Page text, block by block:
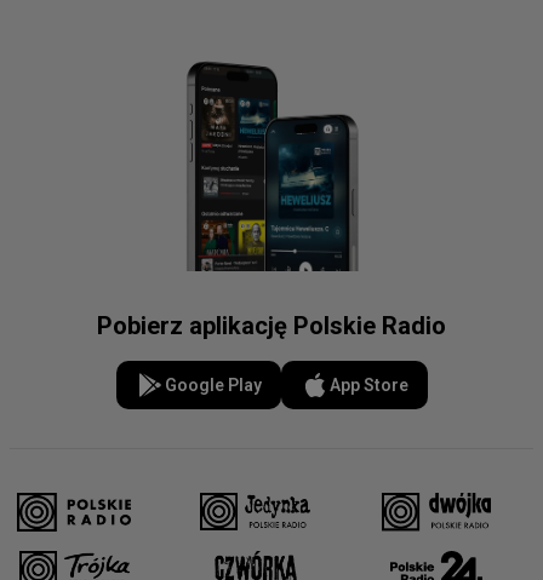
Pobierz aplikację Polskie Radio
Google Play App Store